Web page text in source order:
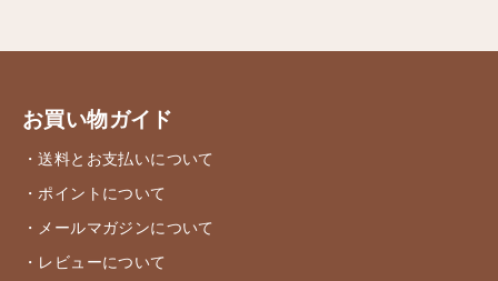
お買い物ガイド
・送料とお支払いについて
・ポイントについて
・メールマガジンについて
・レビューについて